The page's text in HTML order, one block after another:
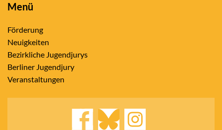
Menü
Förderung
Neuigkeiten
Bezirkliche Jugendjurys
Berliner Jugendjury
Veranstaltungen